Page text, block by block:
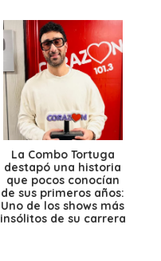
La Combo Tortuga
destapó una historia
que pocos conocían
de sus primeros años:
Uno de los shows más
insólitos de su carrera